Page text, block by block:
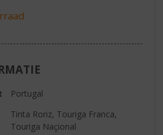
Portugal
Tinta Roriz, Touriga Franca,
Touriga Naçional